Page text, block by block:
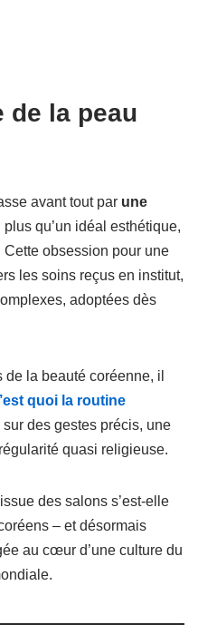
de la peau
avant tout par une
plus qu’un idéal esthétique,
Cette obsession pour une
les soins reçus en institut,
adoptées dès
la beauté coréenne, il
quoi la routine
des gestes précis, une
quasi religieuse.
des salons s’est-elle
– et désormais
au cœur d’une culture du